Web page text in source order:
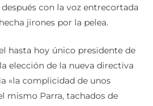
jirones por la pelea.
elección de la nueva directiva
«la complicidad de unos
mismo Parra, tachados de
de la oposición.